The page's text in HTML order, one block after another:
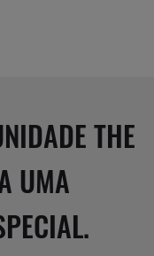
THE
UMA